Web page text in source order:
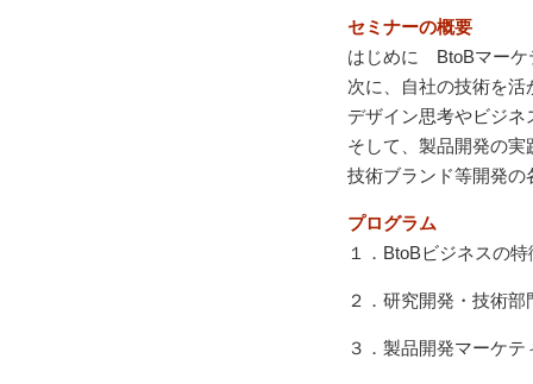
セミナーの概要
はじめに BtoBマーケ
次に、自社の技術を
デザイン思考やビジ
そして、製品開発の
技術ブランド等開発
プログラム
１．BtoBビジネスの特
２．研究開発・技術
３．製品開発マーケテ